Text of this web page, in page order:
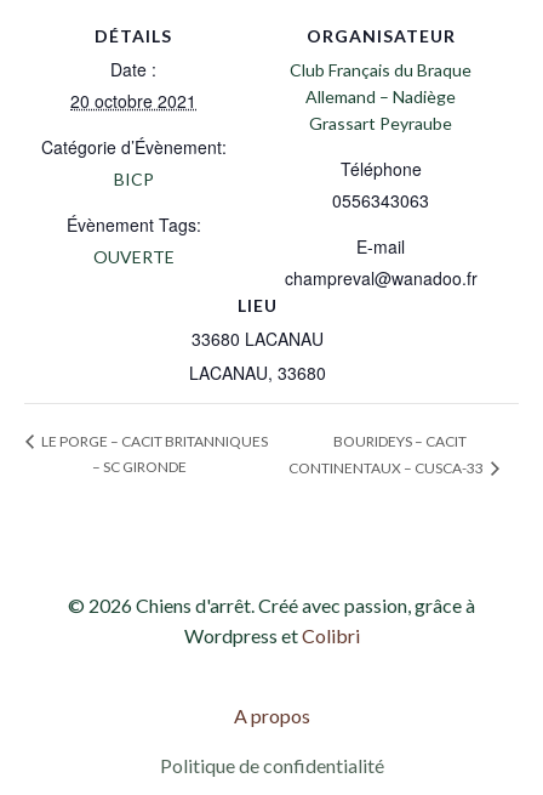
DÉTAILS
Date :
20 octobre 2021
Catégorie d’Évènement:
BICP
Évènement Tags:
OUVERTE
LIEU
33680 LACANAU
LACANAU, 33680
ORGANISATEUR
Club Français du Braque
Allemand – Nadiège
Grassart Peyraube
Téléphone
0556343063
E-mail
champreval@wanadoo.fr
LE PORGE – CACIT BRITANNIQUES
– SC GIRONDE
BOURIDEYS – CACIT
CONTINENTAUX – CUSCA-33
© 2026 Chiens d'arrêt. Créé avec passion, grâce à
Wordpress etColibri
A propos
Politique de confidentialité